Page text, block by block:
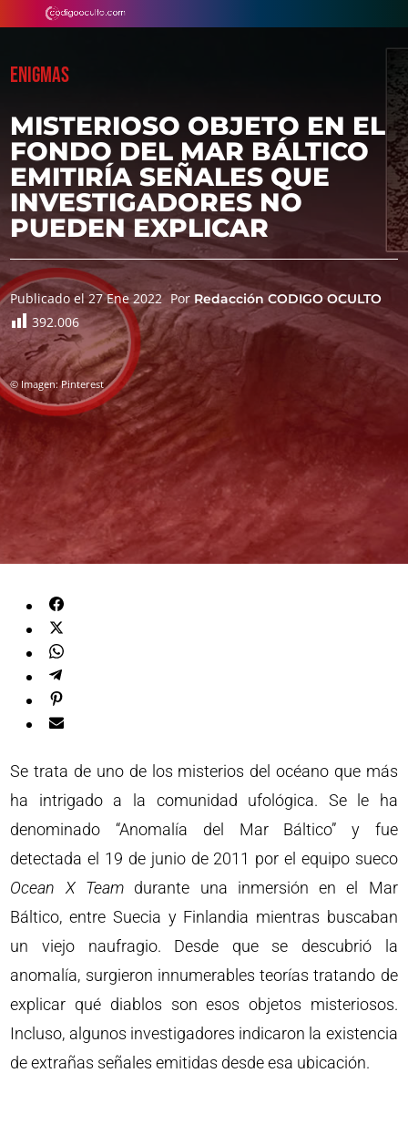
ENIGMAS
MISTERIOSO OBJETO EN EL
FONDO DEL MAR BÁLTICO
EMITIRÍA SEÑALES QUE
INVESTIGADORES NO
PUEDEN EXPLICAR
Publicado el 27 Ene 2022 Por Redacción CODIGO OCULTO
392.006
© Imagen: Pinterest
Se trata de uno de los misterios del océano que más
ha intrigado a la comunidad ufológica. Se le ha
denominado “Anomalía del Mar Báltico” y fue
detectada el 19 de junio de 2011 por el equipo sueco
Ocean X Teamdurante una inmersión en el Mar
Báltico, entre Suecia y Finlandia mientras buscaban
un viejo naufragio. Desde que se descubrió la
anomalía, surgieron innumerables teorías tratando de
explicar qué diablos son esos objetos misteriosos.
Incluso, algunos investigadores indicaron la existencia
de extrañas señales emitidas desde esa ubicación.